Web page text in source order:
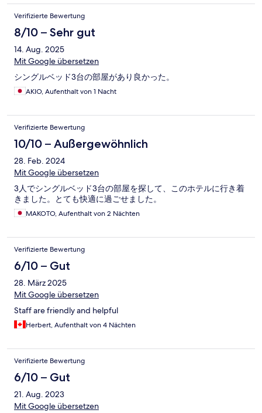
Verifizierte Bewertung
8/10 – Sehr gut
14. Aug. 2025
Mit Google übersetzen
シングルベッド3台の部屋があり良かった。
AKIO, Aufenthalt von 1 Nacht
Verifizierte Bewertung
10/10 – Außergewöhnlich
28. Feb. 2024
Mit Google übersetzen
3人でシングルベッド3台の部屋を探して、このホテルに行き着
きました。とても快適に過ごせました。
MAKOTO, Aufenthalt von 2 Nächten
Verifizierte Bewertung
6/10 – Gut
28. März 2025
Mit Google übersetzen
Staff are friendly and helpful
Herbert, Aufenthalt von 4 Nächten
Verifizierte Bewertung
6/10 – Gut
21. Aug. 2023
Mit Google übersetzen